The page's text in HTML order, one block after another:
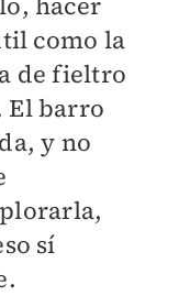
como la
de fieltro
El barro
y no
sí